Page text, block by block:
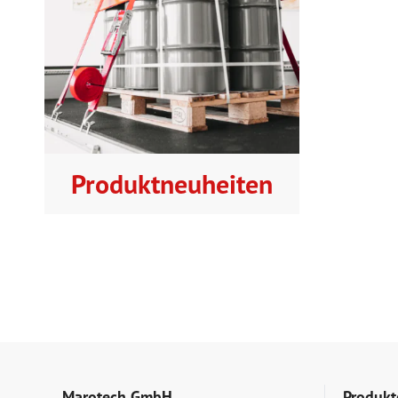
Produktneuheiten